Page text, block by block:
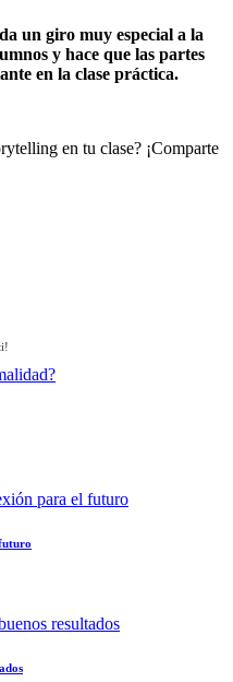
un giro muy especial a la
y hace que las partes
en la clase práctica.
en tu clase? ¡Comparte